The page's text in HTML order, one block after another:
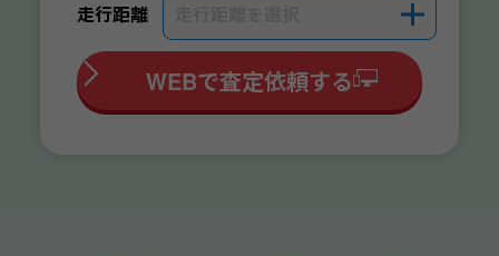
走行距離 ＋
WEBで査定依頼する